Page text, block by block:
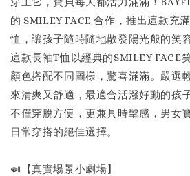
的 SMILEY FACE 合作，推出這款充
恤，讓孩子隨時隨地散發陽光般的笑
這款長袖T恤以經典的SMILEY FACE
顏色搭配不同圖樣，驚喜滿滿。嚴選
來清爽又舒適，最適合活潑好動的孩
不僅穿脫方便，更兼具時髦感，男女
日常穿搭的絕佳選擇。
🍛【真實場景小劇場】